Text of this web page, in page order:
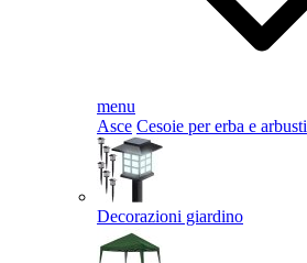
menu
Asce Cesoie per erba e arbusti
Decorazioni giardino